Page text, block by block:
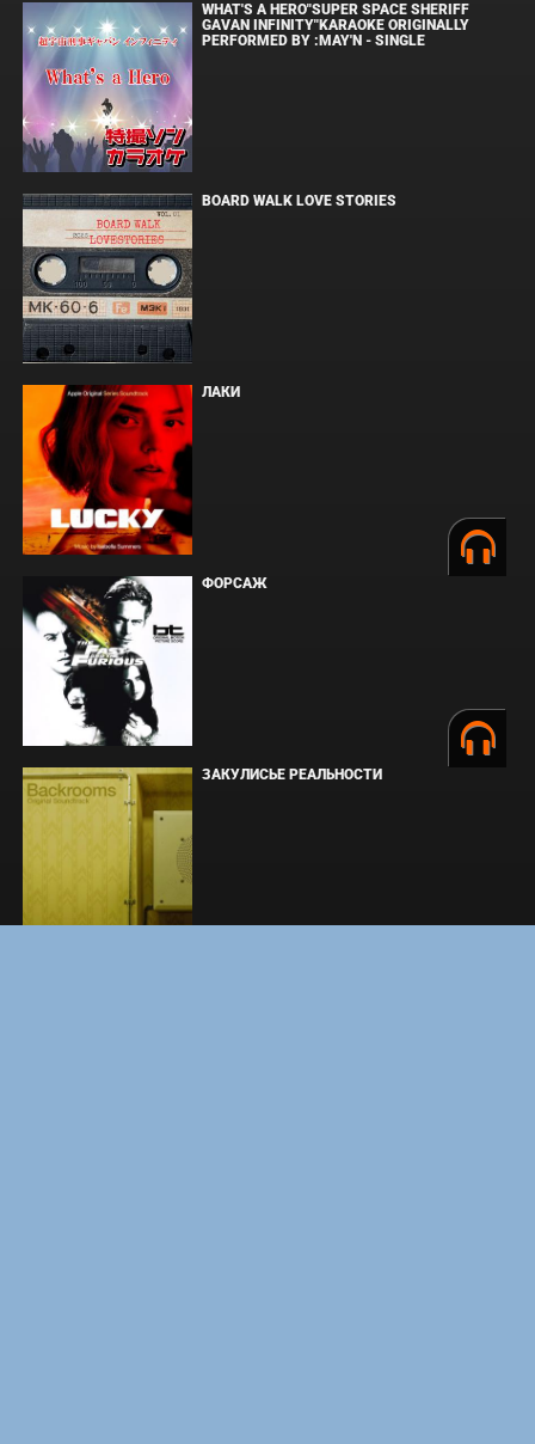
WHAT'S A HERO"SUPER SPACE SHERIFF
GAVAN INFINITY"KARAOKE ORIGINALLY
PERFORMED BY :MAY'N - SINGLE
BOARD WALK LOVE STORIES
ЛАКИ
ФОРСАЖ
ЗАКУЛИСЬЕ РЕАЛЬНОСТИ